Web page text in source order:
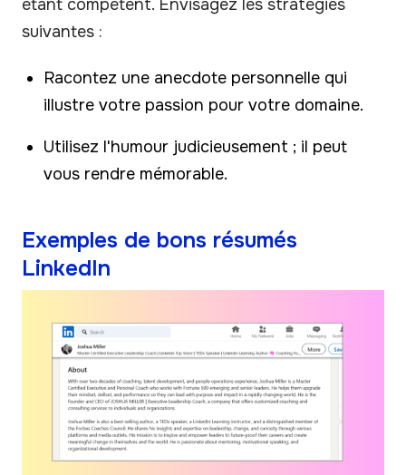
étant compétent. Envisagez les stratégies
suivantes :
Racontez une anecdote personnelle qui
illustre votre passion pour votre domaine.
Utilisez l'humour judicieusement ; il peut
vous rendre mémorable.
Exemples de bons résumés
LinkedIn